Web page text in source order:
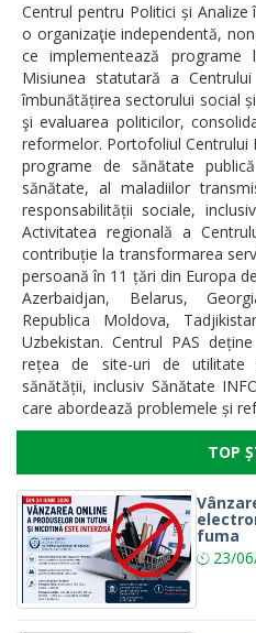
Centrul pentru Politici și Analize
o organizaţie independentă,
ce implementează
Misiunea statutară a
îmbunătățirea sectorului social
şi evaluarea politicilor,
reformelor. Portofoliul Centrului
programe de sănătate
sănătate, al maladiilor
responsabilității sociale,
Activitatea regională a
contribuție la transformarea
persoană în 11 țări din Europa
Azerbaidjan, Belarus,
Republica Moldova,
Uzbekistan. Centrul PAS
rețea de site-uri de utilitate
sănătății, inclusiv Sănătate
care abordează problemele și
TOP
fuma
23/